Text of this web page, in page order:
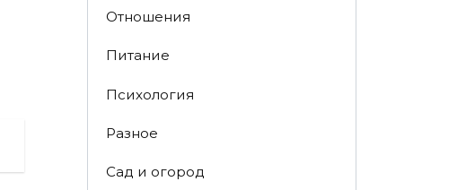
Отношения
Питание
Психология
Разное
Сад и огород